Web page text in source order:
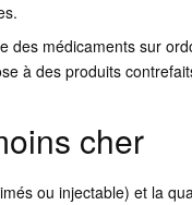
des médicaments sur
à des produits
cher
ou injectable) et la